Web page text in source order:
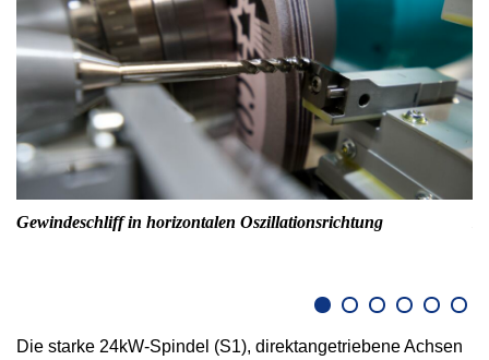
Gewindeschliff in horizontalen Oszillationsrichtung
Die starke 24kW-Spindel (S1), direktangetriebene Achsen